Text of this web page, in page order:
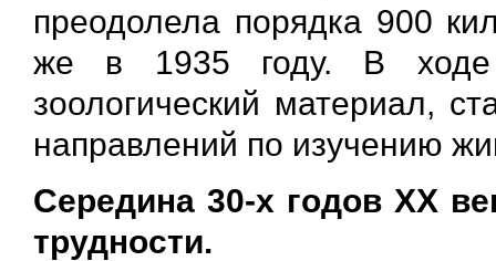
преодолела порядка 900
же в 1935 году. В ходе
зоологический материал,
направлений по изучению
Середина 30-х годов ХХ
трудности.